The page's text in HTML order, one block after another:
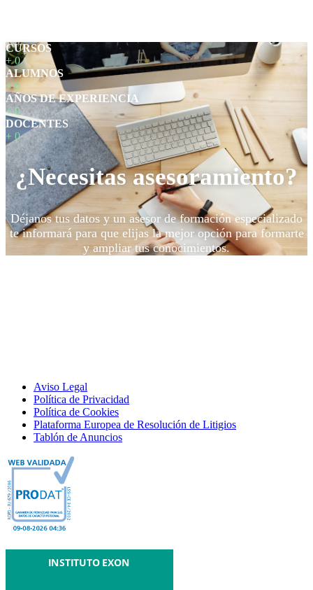
CURSOS
+ 0
ALUMNOS
+ 0
AÑOS DE EXPERIENCIA
+ 0
DOCENTES
+ 0
¿Necesitas asesoramiento?
Déjanos tus datos y un asesor de formación especializado
te informará para que elijas la mejor opción para formarte
y ampliar tus conocimientos.
Aviso Legal
Política de Privacidad
Política de Cookies
Plataforma Europea de Resolución de Litigios
Tablón de Anuncios